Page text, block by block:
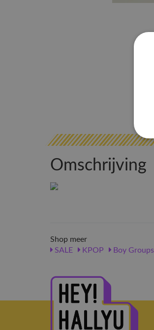
Omschrijving
Shop meer
SALE
KPOP Boy Groups